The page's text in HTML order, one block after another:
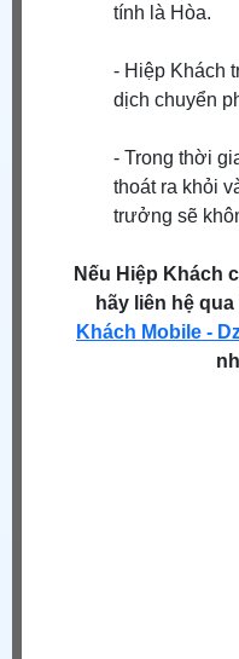
tính là Hòa.
- Hiệp Khách
dịch chuyển
- Trong thời
thoát ra khỏi
trưởng sẽ
Nếu Hiệp Khách
hãy liên hệ
Khách Mobile -